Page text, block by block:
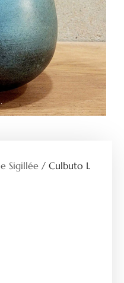
Sigillée / Culbuto L